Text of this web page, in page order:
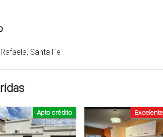
Santa Fe
Apto crédito Excelente